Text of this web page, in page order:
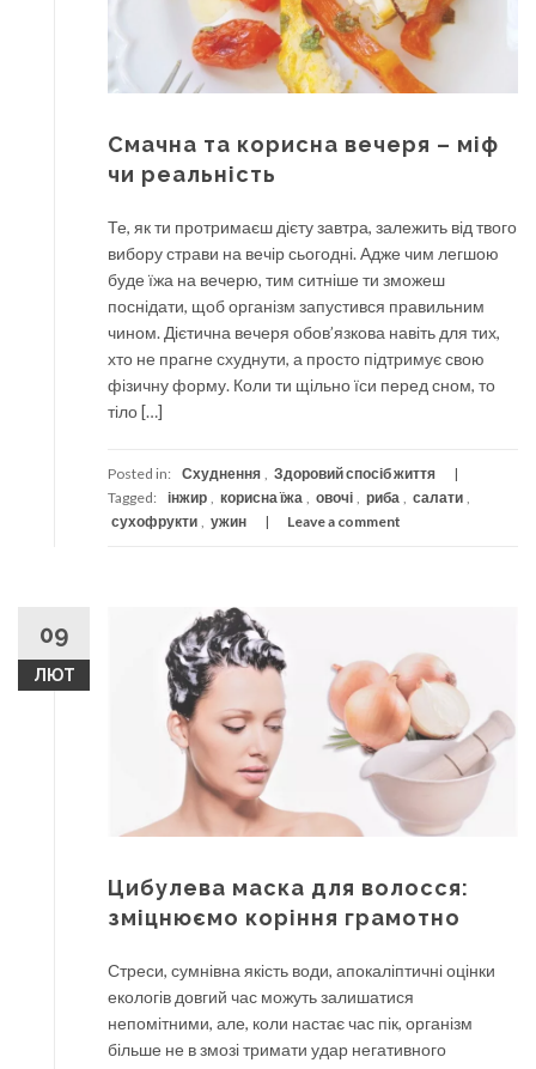
Смачна та корисна вечеря – міф
чи реальність
Те, як ти протримаєш дієту завтра, залежить від твого
вибору страви на вечір сьогодні. Адже чим легшою
буде їжа на вечерю, тим ситніше ти зможеш
поснідати, щоб організм запустився правильним
чином. Дієтична вечеря обов’язкова навіть для тих,
хто не прагне схуднути, а просто підтримує свою
фізичну форму. Коли ти щільно їси перед сном, то
тіло […]
Posted in: Схуднення , Здоровий спосіб життя
Tagged:
інжир , корисна їжа , овочі , риба , салати ,
сухофрукти , ужин Leave a comment
09
ЛЮТ
Цибулева маска для волосся:
зміцнюємо коріння грамотно
Стреси, сумнівна якість води, апокаліптичні оцінки
екологів довгий час можуть залишатися
непомітними, але, коли настає час пік, організм
більше не в змозі тримати удар негативного